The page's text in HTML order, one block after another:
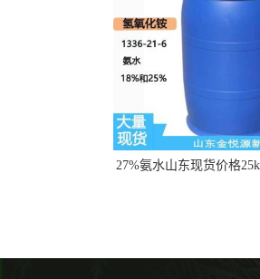
27%氨水山东现货价格